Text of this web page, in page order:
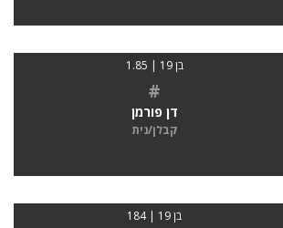
בן 19 | 1.85
#
דן פורמן
קבלן/נית
בן 19 | 184